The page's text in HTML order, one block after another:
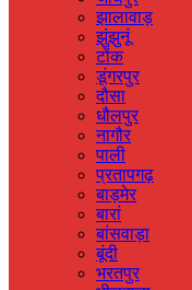
झालावाड़
झुंझुनूं
टोंक
डूंगरपुर
दौसा
धौलपुर
नागौर
पाली
प्रतापगढ़
बाड़मेर
बारां
बांसवाड़ा
बूंदी
भरतपुर